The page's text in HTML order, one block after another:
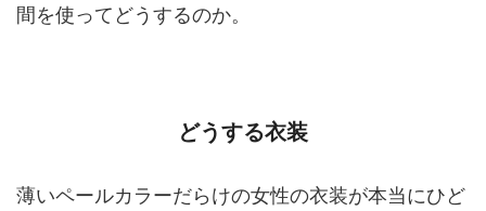
間を使ってどうするのか。
どうする衣装
薄いペールカラーだらけの女性の衣装が本当にひど